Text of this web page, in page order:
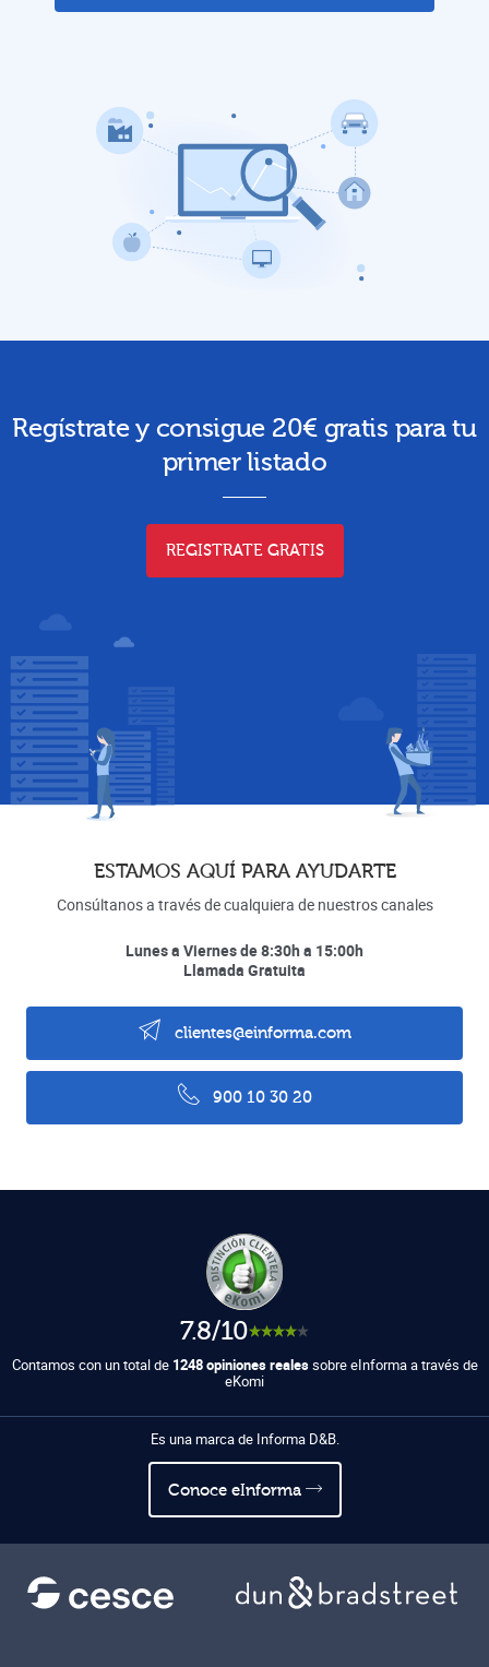
Regístrate y consigue 20€ gratis para tu
primer listado
REGISTRATE GRATIS
ESTAMOS AQUÍ PARA AYUDARTE
Consúltanos a través de cualquiera de nuestros canales
Lunes a Viernes de 8:30h a 15:00h
Llamada Gratuita
clientes@einforma.com
900 10 30 20
7.8/10
Contamos con un total de 1248 opiniones realessobre eInforma a través de
eKomi
Es una marca de Informa D&B.
Conoce eInforma